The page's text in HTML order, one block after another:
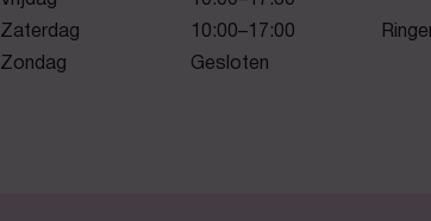
Zaterdag
10:00–17:00
Zondag
Gesloten